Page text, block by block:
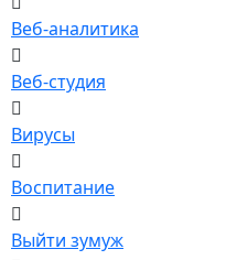
Веб-аналитика
Веб-студия
Вирусы
Воспитание
Выйти зумуж